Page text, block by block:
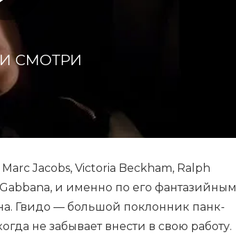
СМОТРИ
Jacobs, Victoria Beckham, Ralph
и именно по его фантазийным
Гвидо — большой поклонник панк-
не забывает внести в свою работу.